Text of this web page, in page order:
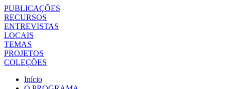
PUBLICAÇÕES
RECURSOS
ENTREVISTAS
LOCAIS
TEMAS
PROJETOS
COLEÇÕES
Início